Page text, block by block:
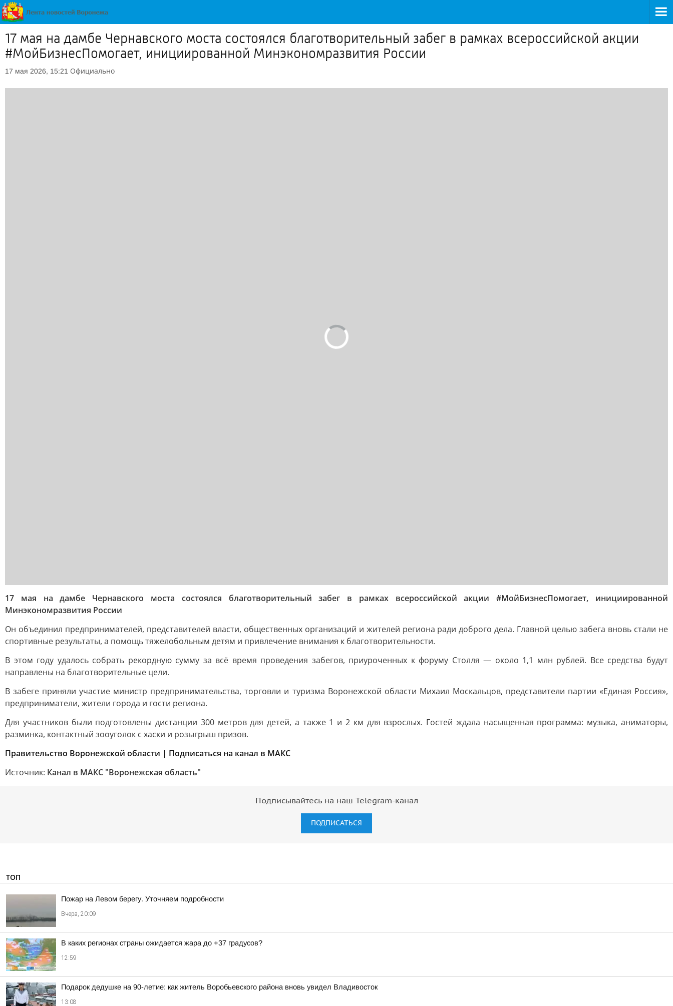
17 мая на дамбе Чернавского моста состоялся благотворительный забег в рамках всероссийской акции
#МойБизнесПомогает, инициированной Минэкономразвития России
17 мая 2026, 15:21 Официально
17 мая на дамбе Чернавского моста состоялся благотворительный забег в рамках всероссийской акции #МойБизнесПомогает, инициированной
Минэкономразвития России
Он объединил предпринимателей, представителей власти, общественных организаций и жителей региона ради доброго дела. Главной целью забега вновь стали не
спортивные результаты, а помощь тяжелобольным детям и привлечение внимания к благотворительности.
В этом году удалось собрать рекордную сумму за всё время проведения забегов, приуроченных к форуму Столля — около 1,1 млн рублей. Все средства будут
направлены на благотворительные цели.
В забеге приняли участие министр предпринимательства, торговли и туризма Воронежской области Михаил Москальцов, представители партии «Единая Россия»,
предприниматели, жители города и гости региона.
Для участников были подготовлены дистанции 300 метров для детей, а также 1 и 2 км для взрослых. Гостей ждала насыщенная программа: музыка, аниматоры,
разминка, контактный зооуголок с хаски и розыгрыш призов.
Правительство Воронежской области | Подписаться на канал в МАКС
Источник: Канал в МАКС "Воронежская область"
Подписывайтесь на наш Telegram-канал
ПОДПИСАТЬСЯ
ТОП
Пожар на Левом берегу. Уточняем подробности
Вчера, 20:09
В каких регионах страны ожидается жара до +37 градусов?
12:59
Подарок дедушке на 90-летие: как житель Воробьевского района вновь увидел Владивосток
13:08